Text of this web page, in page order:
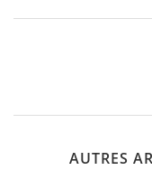
AUTRES